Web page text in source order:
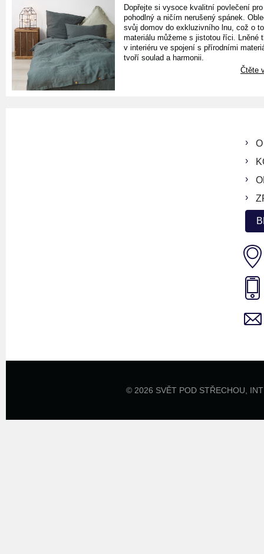
Dopřejte si vysoce kvalitní povlečení pro
pohodlný a ničím nerušený spánek.
svůj domov do exkluzivního lnu, což o
materiálu můžeme s jistotou říci. Lněné
v interiéru ve spojení s přírodními
tvoří soulad a harmonii.
Čtěte
© 2026 SVĚT POD STŘECHOU,